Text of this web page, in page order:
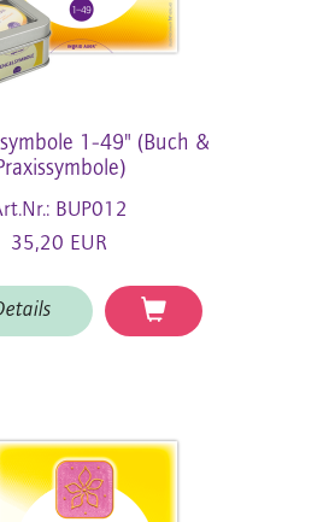
1-49" (Buch &
BUP012
35,20 EUR